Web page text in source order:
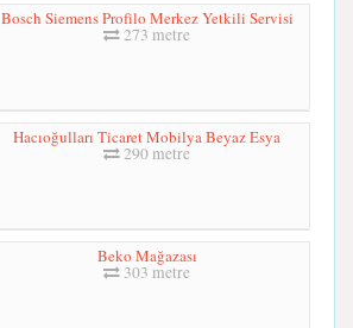
Bosch Siemens Profilo Merkez Yetkili Servisi
273 metre
Hacıoğulları Ticaret Mobilya Beyaz Esya
290 metre
Beko Mağazası
303 metre